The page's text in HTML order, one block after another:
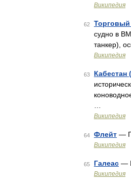
Википедия
62 Торговый
судно в
танкер),
Википедия
63 Кабестан
Википедия
64 Флейт —
Википедия
65 Галеас —
Википедия